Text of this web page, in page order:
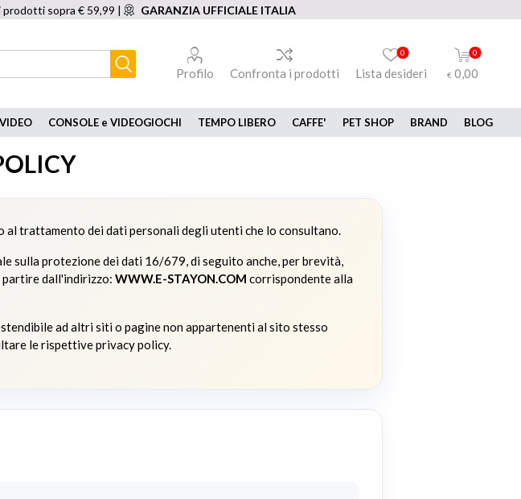
sopra € 59,99 | GARANZIA UFFICIALE ITALIA
Profilo Confronta i prodotti Lista desideri
0 0
€ 0,00
CONSOLE e VIDEOGIOCHI TEMPO LIBERO CAFFE' PET SHOP BRAND BLOG
trattamento dei dati personali degli utenti che lo consultano.
sulla protezione dei dati 16/679, di seguito anche, per brevità,
partire dall'indirizzo: WWW.E-STAYON.COM corrispondente alla
ad altri siti o pagine non appartenenti al sito stesso
le rispettive privacy policy.